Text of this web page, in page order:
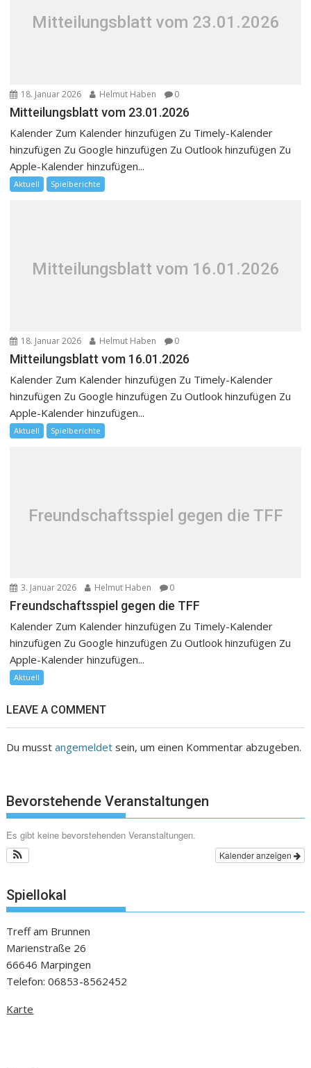
Mitteilungsblatt vom 23.01.2026
18. Januar 2026 Helmut Haben 0
Mitteilungsblatt vom 23.01.2026
Kalender Zum Kalender hinzufügen Zu Timely-Kalender
hinzufügen Zu Google hinzufügen Zu Outlook hinzufügen Zu
Apple-Kalender hinzufügen...
Aktuell Spielberichte
Mitteilungsblatt vom 16.01.2026
18. Januar 2026 Helmut Haben 0
Mitteilungsblatt vom 16.01.2026
Kalender Zum Kalender hinzufügen Zu Timely-Kalender
hinzufügen Zu Google hinzufügen Zu Outlook hinzufügen Zu
Apple-Kalender hinzufügen...
Aktuell Spielberichte
Freundschaftsspiel gegen die TFF
3. Januar 2026 Helmut Haben 0
Freundschaftsspiel gegen die TFF
Kalender Zum Kalender hinzufügen Zu Timely-Kalender
hinzufügen Zu Google hinzufügen Zu Outlook hinzufügen Zu
Apple-Kalender hinzufügen...
Aktuell
LEAVE A COMMENT
Du musstangemeldet sein, um einen Kommentar abzugeben.
Bevorstehende Veranstaltungen
Es gibt keine bevorstehenden Veranstaltungen.
Kalender anzeigen
Spiellokal
Treff am Brunnen
Marienstraße 26
66646 Marpingen
Telefon: 06853-8562452
Karte